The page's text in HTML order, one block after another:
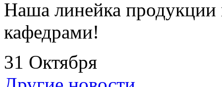
Наша линейка
кафедрами!
31 Октября